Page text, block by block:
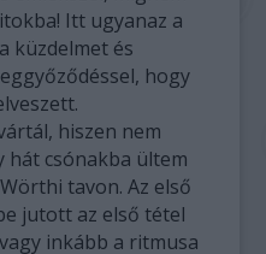
Itt ugyanaz a
küzdelmet és
hogy
hiszen nem
hát csónakba ültem
tavon. Az első
jutott az első tétel
inkább a ritmusa